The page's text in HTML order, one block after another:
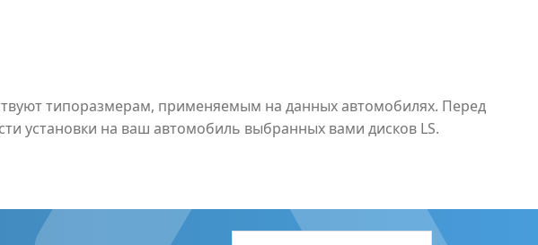
типоразмерам, применяемым на данных автомобилях. Перед
установки на ваш автомобиль выбранных вами дисков LS.